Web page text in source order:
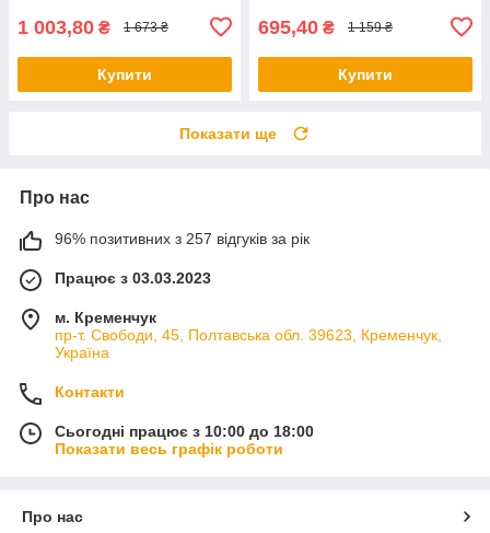
1 003,80 ₴ 1 673 ₴
Купити
695,40 ₴ 1 159 ₴
Купити
Показати ще
Про нас
96% позитивних з 257 відгуків за рік
Працює з 03.03.2023
м. Кременчук
пр-т. Свободи, 45, Полтавська обл. 39623, Кременчук,
Україна
Контакти
Сьогодні працює з 10:00 до 18:00
Показати весь графік роботи
Про нас